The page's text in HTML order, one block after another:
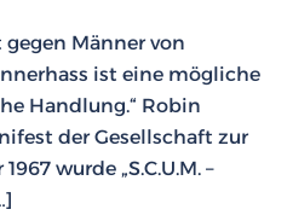
Männer von
ist eine mögliche
Handlung.“ Robin
der Gesellschaft zur
wurde „S.C.U.M. –